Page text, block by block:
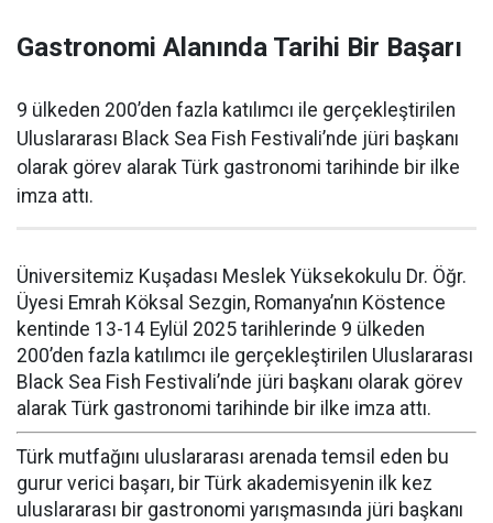
Gastronomi Alanında Tarihi Bir Başarı
9 ülkeden 200’den fazla katılımcı ile gerçekleştirilen
Uluslararası Black Sea Fish Festivali’nde jüri başkanı
olarak görev alarak Türk gastronomi tarihinde bir ilke
imza attı.
Üniversitemiz Kuşadası Meslek Yüksekokulu Dr. Öğr.
Üyesi Emrah Köksal Sezgin, Romanya’nın Köstence
kentinde 13-14 Eylül 2025 tarihlerinde 9 ülkeden
200’den fazla katılımcı ile gerçekleştirilen Uluslararası
Black Sea Fish Festivali’nde jüri başkanı olarak görev
alarak Türk gastronomi tarihinde bir ilke imza attı.
Türk mutfağını uluslararası arenada temsil eden bu
gurur verici başarı, bir Türk akademisyenin ilk kez
uluslararası bir gastronomi yarışmasında jüri başkanı